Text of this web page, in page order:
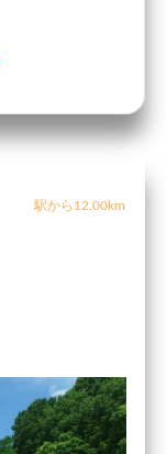
駅から12.00km